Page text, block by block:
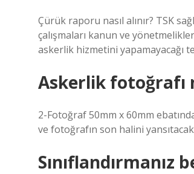
Çürük raporu nasıl alınır? TSK
çalışmaları kanun ve
askerlik hizmetini yapamayacağı
Askerlik fotoğrafı
2-Fotoğraf 50mm x 60mm
ve fotoğrafın son halini
Sınıflandırmanız